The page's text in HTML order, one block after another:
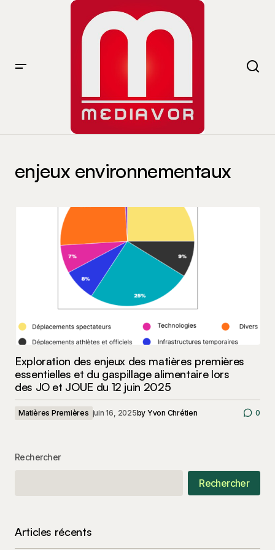
enjeux environnementaux
Exploration des enjeux des matières premières
essentielles et du gaspillage alimentaire lors
des JO et JOUE du 12 juin 2025
Matières Premières juin 16, 2025by Yvon Chrétien 0
Rechercher
Rechercher
Articles récents